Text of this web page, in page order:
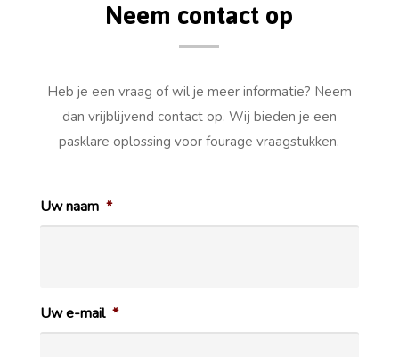
Neem contact op
Heb je een vraag of wil je meer informatie? Neem
dan vrijblijvend contact op. Wij bieden je een
pasklare oplossing voor fourage vraagstukken.
Uw naam *
Uw e-mail *